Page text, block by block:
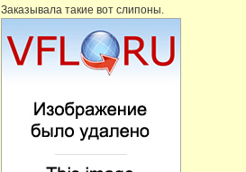
Заказывала такие вот слипоны.